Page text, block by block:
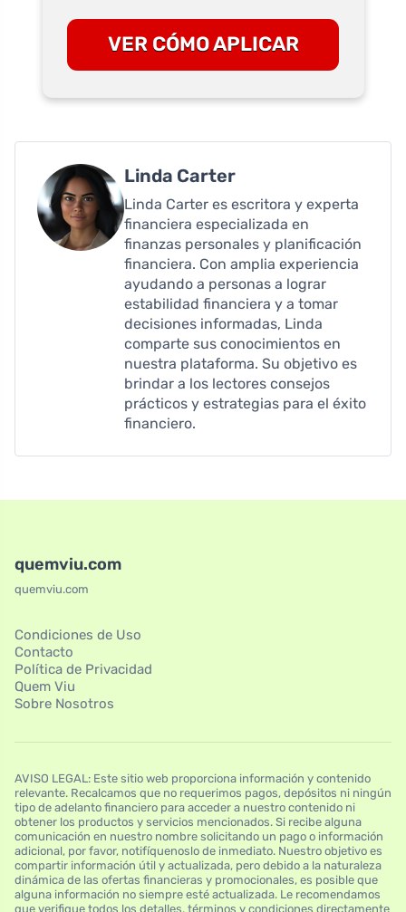
VER CÓMO APLICAR
Linda Carter
Linda Carter es escritora y experta
financiera especializada en
finanzas personales y planificación
financiera. Con amplia experiencia
ayudando a personas a lograr
estabilidad financiera y a tomar
decisiones informadas, Linda
comparte sus conocimientos en
nuestra plataforma. Su objetivo es
brindar a los lectores consejos
prácticos y estrategias para el éxito
financiero.
quemviu.com
quemviu.com
Condiciones de Uso
Contacto
Política de Privacidad
Quem Viu
Sobre Nosotros
AVISO LEGAL: Este sitio web proporciona información y contenido
relevante. Recalcamos que no requerimos pagos, depósitos ni ningún
tipo de adelanto financiero para acceder a nuestro contenido ni
obtener los productos y servicios mencionados. Si recibe alguna
comunicación en nuestro nombre solicitando un pago o información
adicional, por favor, notifíquenoslo de inmediato. Nuestro objetivo es
compartir información útil y actualizada, pero debido a la naturaleza
dinámica de las ofertas financieras y promocionales, es posible que
alguna información no siempre esté actualizada. Le recomendamos
que verifique todos los detalles, términos y condiciones directamente